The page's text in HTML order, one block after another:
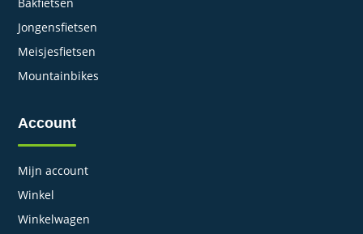
Jongensfietsen
Meisjesfietsen
Mountainbikes
Account
Mijn account
Winkel
Winkelwagen